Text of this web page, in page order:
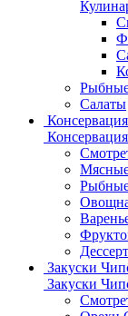
Салаты
Консервация
Консервация
Закуски
Закуски